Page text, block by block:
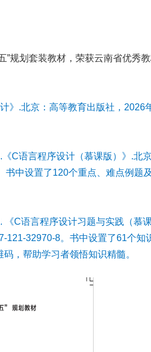
”规划套装教材，荣获云南省优秀
》.北京：高等教育出版社，2026
C语言程序设计（慕课版）》.北
书中设置了120个重点、难点例题
C语言程序设计习题与实践（慕
121-32970-8。书中设置了61个
，帮助学习者领悟知识精髓。